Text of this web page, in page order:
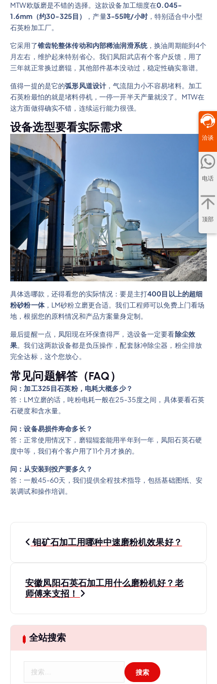
MTW欧版磨是不错的选择。这款设备加工细度在0.045-
1.6mm（约30-325目）
，产量3-55吨/小时，特别适合中小型
石英粉加工厂。
它采用了锥齿轮整体传动和内部稀油润滑系统，换油周期能到4个
月左右，维护起来特别省心。我们凤阳武店有个客户反馈，用了
三年就正常换过磨辊，其他部件基本没动过，稳定性确实靠谱。
值得一提的是它的弧形风道设计 ，气流阻力小不容易堵料。加工
石英粉最怕的就是堵料停机，一停一开半天产量就没了。MTW在
这方面做得确实不错，连续运行能力很强。
设备选型要看实际需求
具体选哪款，还得看您的实际情况：要是主打400目以上的超细
粉砂粉一体，LM砂粉立磨更合适。我们工程师可以免费上门看场
地，根据您的原料情况和产品方案量身定制。
最后提醒一点，凤阳现在环保查得严，选设备一定要看除尘效
果。我们这两款设备都是负压操作，配套脉冲除尘器，粉尘排放
完全达标，这个您放心。
常见问题解答（FAQ）
问：加工325目石英粉，电耗大概多少？
答：LM立磨的话，吨粉电耗一般在25-35度之间，具体要看石英
石硬度和含水量。
问：设备易损件寿命多长？
答：正常使用情况下，磨辊辊套能用半年到一年，凤阳石英石硬
度中等，我们有个客户用了11个月才换的。
问：从安装到投产要多久？
答：一般45-60天，我们提供全程技术指导，包括基础图纸、安
装调试和操作培训。
文
导
航
钼矿石加工用哪种中速磨粉机效果好？
安徽凤阳石英石加工用什么磨粉机好？老
师傅来支招！
全站搜索
洽谈
电话
顶部